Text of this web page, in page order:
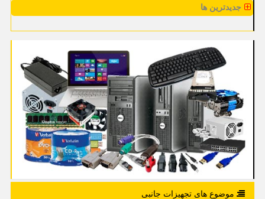
جدیدترین ها
موضوع های تجهیزات جانبی